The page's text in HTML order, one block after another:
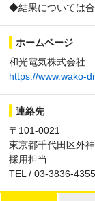
◆結果については
ホームページ
和光電気株式会社
https://www.wako-
連絡先
〒101-0021
東京都千代田区外
採用担当
TEL / 03-3836-4355